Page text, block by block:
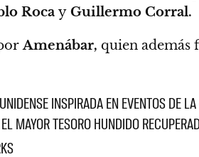
Roca y Guillermo Corral.
Amenábar, quien
INSPIRADA EN EVENTOS DE
MAYOR TESORO HUNDIDO